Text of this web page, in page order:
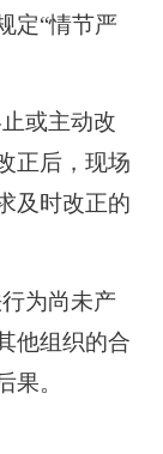
定“情节严
或主动改
正后，现场
及时改正的
为尚未产
他组织的合
果。